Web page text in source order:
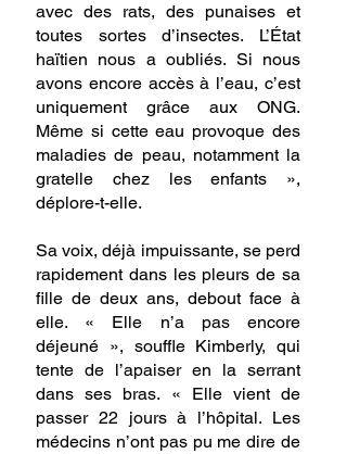
avec des rats, des punaises et
toutes sortes d’insectes. L’État
haïtien nous a oubliés. Si nous
avons encore accès à l’eau, c’est
uniquement grâce aux ONG.
Même si cette eau provoque des
maladies de peau, notamment la
gratelle chez les enfants »,
déplore-t-elle.
Sa voix, déjà impuissante, se perd
rapidement dans les pleurs de sa
fille de deux ans, debout face à
elle. « Elle n’a pas encore
déjeuné », souffle Kimberly, qui
tente de l’apaiser en la serrant
dans ses bras. « Elle vient de
passer 22 jours à l’hôpital. Les
médecins n’ont pas pu me dire de